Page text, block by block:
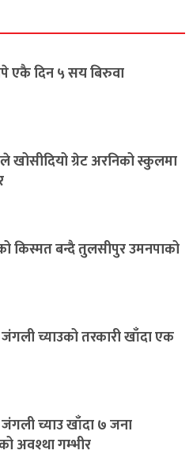
एकै दिन ५ सय बिरुवा
खोसीदियो ग्रेट अरनिको स्कुलमा
किस्मत बन्दै तुलसीपुर उमनपाको
च्याउको तरकारी खाँदा एक
च्याउ खाँदा ७ जना
अवश्था गम्भीर